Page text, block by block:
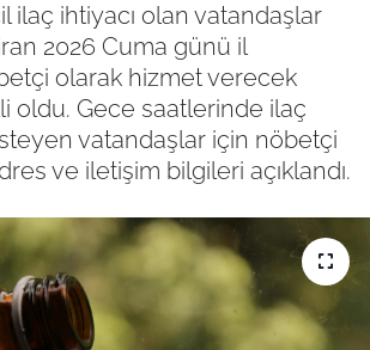
ilaç ihtiyacı olan vatandaşlar
2026 Cuma günü il
olarak hizmet verecek
oldu. Gece saatlerinde ilaç
vatandaşlar için nöbetçi
ve iletişim bilgileri açıklandı.